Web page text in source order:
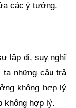
các ý tưởng.
lập dị, suy nghĩ
ta những câu trả
không hợp lý
không hợp lý.